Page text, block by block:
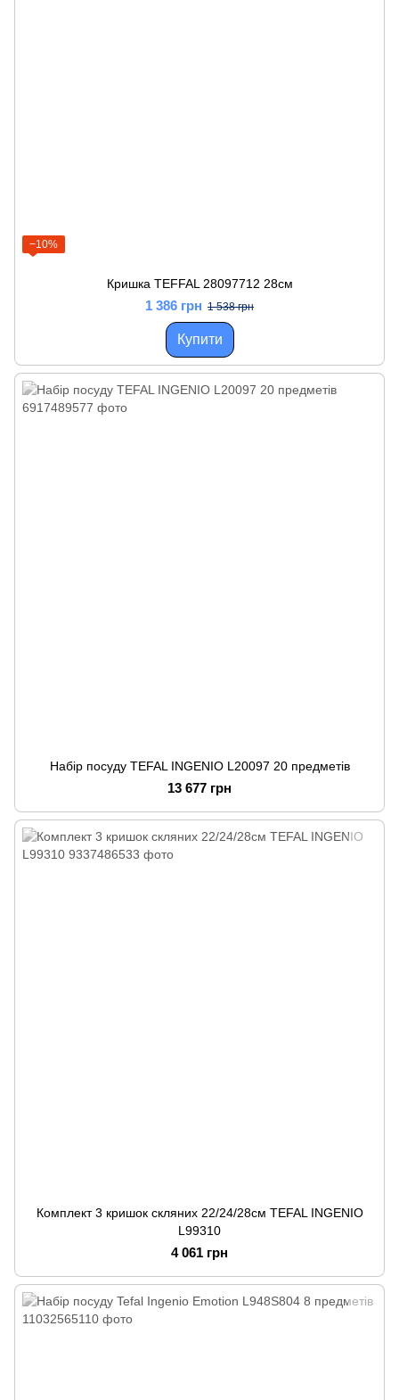
−10%
Кришка TEFFAL 28097712 28см
1 386 грн 1 538 грн
Купити
Набір посуду TEFAL INGENIO L20097 20 предметів
13 677 грн
Комплект 3 кришок скляних 22/24/28см TEFAL INGENIO
L99310
4 061 грн